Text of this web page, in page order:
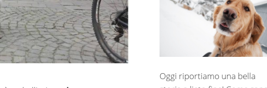
Oggi riportiamo una bella